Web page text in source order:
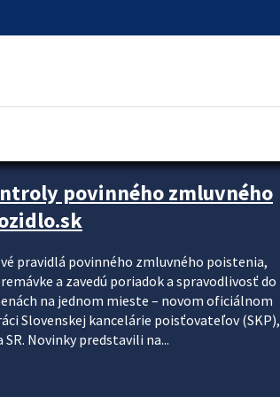
povinného zmluvného
pravidlá povinného zmluvného poistenia,
a zavedú poriadok a spravodlivosť do
na jednom mieste – novom oficiálnom
Slovenskej kancelárie poisťovateľov (SKP),
Novinky predstavili na...